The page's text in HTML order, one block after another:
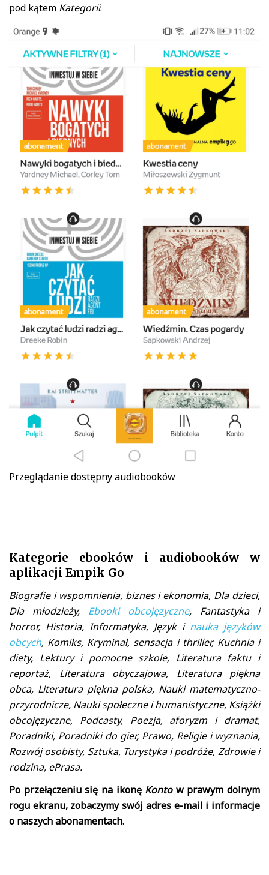
pod kątem Kategorii.
Przeglądanie dostępny audiobooków
Kategorie ebooków i audiobooków w
aplikacji Empik Go
Biografie i wspomnienia, biznes i ekonomia, Dla dzieci,
Dla młodzieży, Ebooki obcojęzyczne, Fantastyka i
horror, Historia, Informatyka, Język i nauka języków
obcych, Komiks, Kryminał, sensacja i thriller, Kuchnia i
diety, Lektury i pomocne szkole, Literatura faktu i
reportaż, Literatura obyczajowa, Literatura piękna
obca, Literatura piękna polska, Nauki matematyczno-
przyrodnicze, Nauki społeczne i humanistyczne, Książki
obcojęzyczne, Podcasty, Poezja, aforyzm i dramat,
Poradniki, Poradniki do gier, Prawo, Religie i wyznania,
Rozwój osobisty, Sztuka, Turystyka i podróże, Zdrowie i
rodzina, ePrasa.
Po przełączeniu się na ikonę Kontow prawym dolnym
rogu ekranu, zobaczymy swój adres e-mail i informacje
o naszych abonamentach.